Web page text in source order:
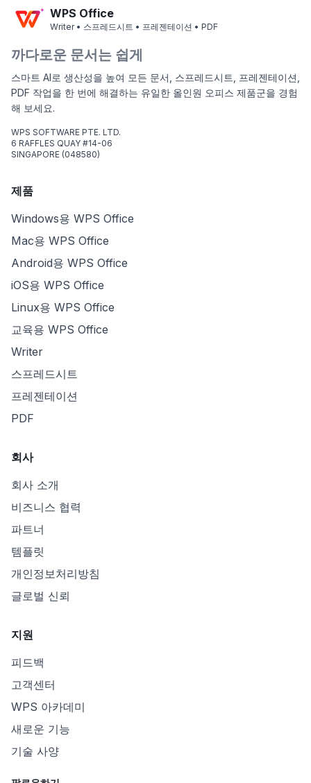
WPS Office
Writer • 스프레드시트 • 프레젠테이션 • PDF
까다로운 문서는 쉽게
스마트 AI로 생산성을 높여 모든 문서, 스프레드시트, 프레젠테이션,
PDF 작업을 한 번에 해결하는 유일한 올인원 오피스 제품군을 경험
해 보세요.
WPS SOFTWARE PTE. LTD.
6 RAFFLES QUAY #14-06
SINGAPORE (048580)
제품
Windows용 WPS Office
Mac용 WPS Office
Android용 WPS Office
iOS용 WPS Office
Linux용 WPS Office
교육용 WPS Office
Writer
스프레드시트
프레젠테이션
PDF
회사
회사 소개
비즈니스 협력
파트너
템플릿
개인정보처리방침
글로벌 신뢰
지원
피드백
고객센터
WPS 아카데미
새로운 기능
기술 사양